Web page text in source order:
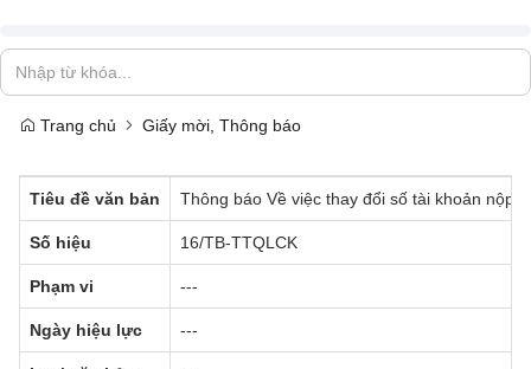
Trang chủ Giấy mời, Thông báo
Tiêu đề văn bản Thông báo Về việc thay đổi số tài khoản nộp
Số hiệu 16/TB-TTQLCK
Phạm vi ---
Ngày hiệu lực ---